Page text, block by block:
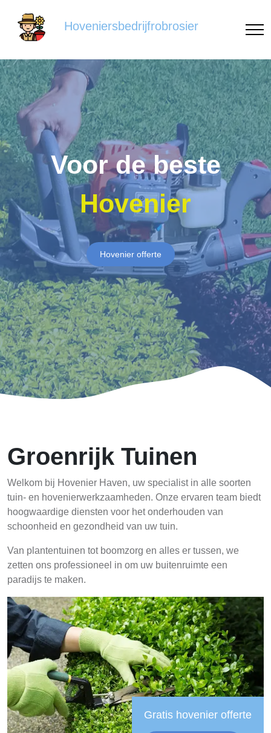
Hoveniersbedrijfrobrosier
Voor de beste
Hovenier
Hovenier offerte
Groenrijk Tuinen
Welkom bij Hovenier Haven, uw specialist in alle soorten
tuin- en hovenierwerkzaamheden. Onze ervaren team biedt
hoogwaardige diensten voor het onderhouden van
schoonheid en gezondheid van uw tuin.
Van plantentuinen tot boomzorg en alles er tussen, we
zetten ons professioneel in om uw buitenruimte een
paradijs te maken.
Gratis hovenier offerte